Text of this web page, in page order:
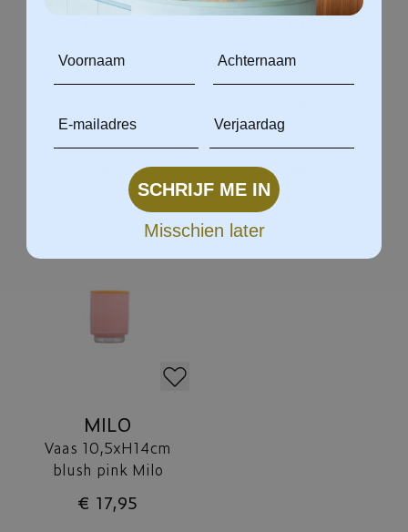
Vaas 15xH26cm
blush pink Milo
blush pink Milo
MILO
Vaas 10,5xH14cm
blush pink Milo
€ 17,95
SCHRIJF ME IN
Misschien later